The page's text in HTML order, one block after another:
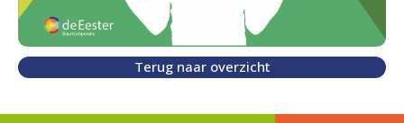
Terug naar overzicht